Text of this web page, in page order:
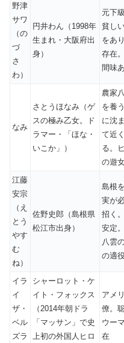
野津
サワ
（の
づ
さ
わ）
円井わん（1998年
生まれ・大阪府出
身）
元下
貧し
をあ
存在
間味
なみ
さとうほなみ（ゲ
スの極み乙女。ド
ラマー・「ほな・
いこか」）
農家
を養
に沈
て近
る。
の遊
江藤
安宗
（え
とう
やす
む
ね）
佐野史郎（島根県
松江市出身）
島根
実が
招く
安定
八雲
の適役
イラ
イ
ザ・
ベル
ズラ
シャーロット・ケ
イト・フォックス
（2014年朝ドラ
「マッサン」で史
上初の外国人ヒロ
アメ
僚。
ウー
在